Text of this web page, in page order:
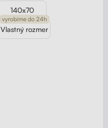
140x70
Vlastný rozmer
vyrobíme do 24h